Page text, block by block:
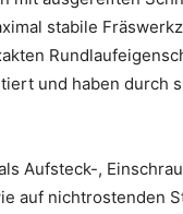
stabile
und haben durch
Aufsteck-,
auf nichtrostenden